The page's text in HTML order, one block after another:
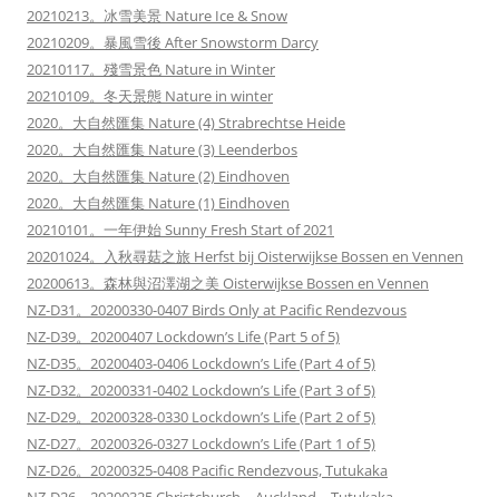
20210213。冰雪美景 Nature Ice & Snow
20210209。暴風雪後 After Snowstorm Darcy
20210117。殘雪景色 Nature in Winter
20210109。冬天景態 Nature in winter
2020。大自然匯集 Nature (4) Strabrechtse Heide
2020。大自然匯集 Nature (3) Leenderbos
2020。大自然匯集 Nature (2) Eindhoven
2020。大自然匯集 Nature (1) Eindhoven
20210101。一年伊始 Sunny Fresh Start of 2021
20201024。入秋尋菇之旅 Herfst bij Oisterwijkse Bossen en Vennen
20200613。森林與沼澤湖之美 Oisterwijkse Bossen en Vennen
NZ-D31。20200330-0407 Birds Only at Pacific Rendezvous
NZ-D39。20200407 Lockdown’s Life (Part 5 of 5)
NZ-D35。20200403-0406 Lockdown’s Life (Part 4 of 5)
NZ-D32。20200331-0402 Lockdown’s Life (Part 3 of 5)
NZ-D29。20200328-0330 Lockdown’s Life (Part 2 of 5)
NZ-D27。20200326-0327 Lockdown’s Life (Part 1 of 5)
NZ-D26。20200325-0408 Pacific Rendezvous, Tutukaka